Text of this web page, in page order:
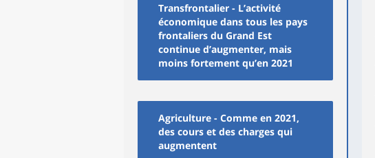
Transfrontalier - L’activité
économique dans tous les pays
frontaliers du Grand Est
continue d’augmenter, mais
moins fortement qu’en 2021
Agriculture - Comme en 2021,
des cours et des charges qui
augmentent